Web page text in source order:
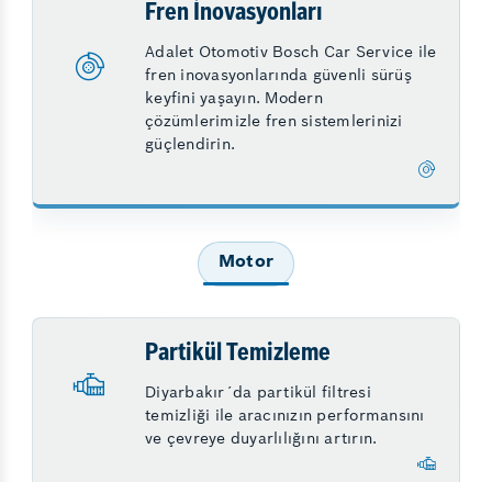
Fren İnovasyonları
Adalet Otomotiv Bosch Car Service ile
fren inovasyonlarında güvenli sürüş
keyfini yaşayın. Modern
çözümlerimizle fren sistemlerinizi
güçlendirin.
Motor
Partikül Temizleme
Diyarbakır´da partikül filtresi
temizliği ile aracınızın performansını
ve çevreye duyarlılığını artırın.